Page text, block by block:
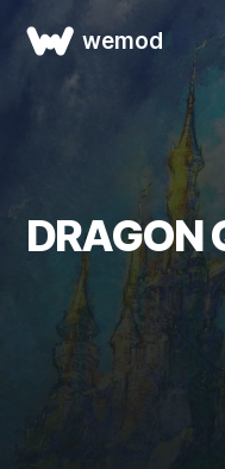
wemod
DRAGON